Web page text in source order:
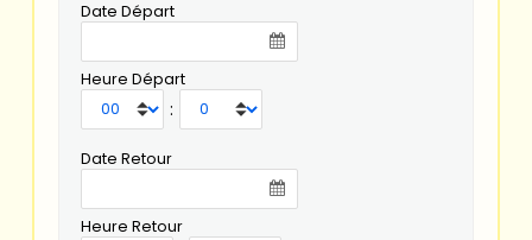
Date Départ
Heure Départ
:
Date Retour
Heure Retour